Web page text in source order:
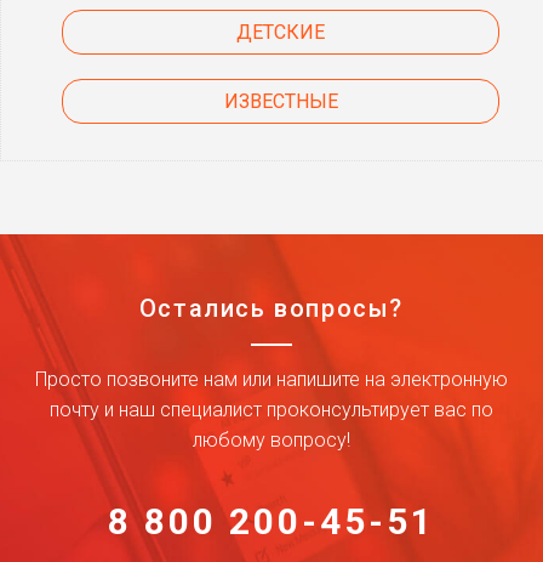
ДЕТСКИЕ
ИЗВЕСТНЫЕ
Остались вопросы?
Просто позвоните нам или напишите на электронную
почту и наш специалист проконсультирует вас по
любому вопросу!
8 800 200-45-51